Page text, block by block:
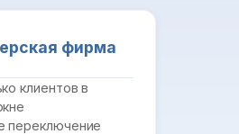
фирма
клиентов в
переключение